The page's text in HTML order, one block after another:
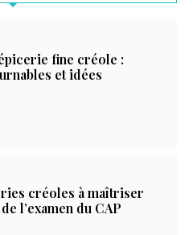
fine créole :
et idées
créoles à maîtriser
l’examen du CAP